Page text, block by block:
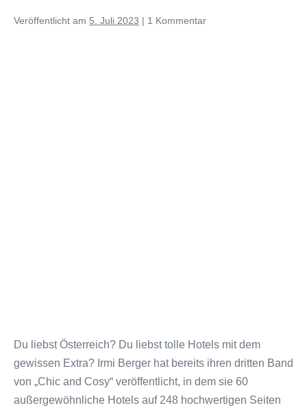
Veröffentlicht am 5. Juli 2023 | 1 Kommentar
Du liebst Österreich? Du liebst tolle Hotels mit dem
gewissen Extra? Irmi Berger hat bereits ihren dritten Band
von „Chic and Cosy“ veröffentlicht, in dem sie 60
außergewöhnliche Hotels auf 248 hochwertigen Seiten